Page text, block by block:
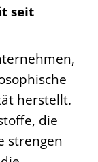
seit
herstellt.
die
strengen